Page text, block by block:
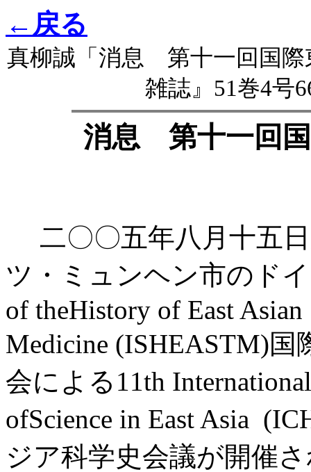
←戻る
真柳誠「消息 第十一回国際
雑誌』51巻4号
消息 第十一回国
二〇〇五年八月十五
ツ・ミュンヘン市のド
of theHistory of East Asian
Medicine (ISHEASTM)
会による11th
ofScience in East Asia
ジア科学史会議が開催